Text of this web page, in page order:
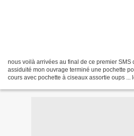
nous voilà arrivées au final de ce premier SMS
assiduité mon ouvrage terminé une pochette
cours avec pochette à ciseaux assortie oups ...